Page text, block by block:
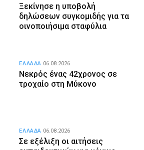
Ξεκίνησε η υποβολή
δηλώσεων συγκομιδής για τα
οινοποιήσιμα σταφύλια
Νεκρός ένας 42χρονος σε
τροχαίο στη Μύκονο
ΕΛΛΑΔΑ 06.08.2026
Σε εξέλιξη οι αιτήσεις
ΕΛΛΑΔΑ 06.08.2026